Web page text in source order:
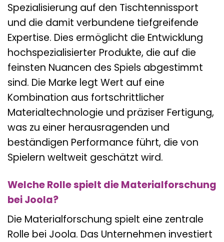
Spezialisierung auf den Tischtennissport
und die damit verbundene tiefgreifende
Expertise. Dies ermöglicht die Entwicklung
hochspezialisierter Produkte, die auf die
feinsten Nuancen des Spiels abgestimmt
sind. Die Marke legt Wert auf eine
Kombination aus fortschrittlicher
Materialtechnologie und präziser Fertigung,
was zu einer herausragenden und
beständigen Performance führt, die von
Spielern weltweit geschätzt wird.
Welche Rolle spielt die Materialforschung
bei Joola?
Die Materialforschung spielt eine zentrale
Rolle bei Joola. Das Unternehmen investiert